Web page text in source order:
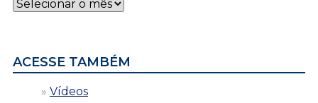
por
ACESSE TAMBÉM
Vídeos